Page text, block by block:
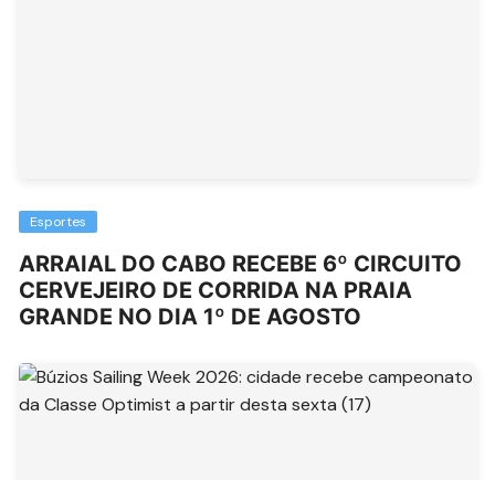
Esportes
ARRAIAL DO CABO RECEBE 6º CIRCUITO
CERVEJEIRO DE CORRIDA NA PRAIA
GRANDE NO DIA 1º DE AGOSTO